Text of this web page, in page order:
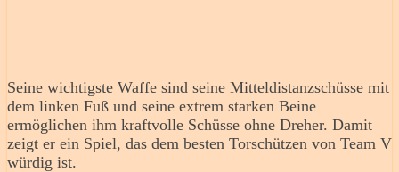
Seine wichtigste Waffe sind seine Mitteldistanzschüsse mit
dem linken Fuß und seine extrem starken Beine
ermöglichen ihm kraftvolle Schüsse ohne Dreher. Damit
zeigt er ein Spiel, das dem besten Torschützen von Team V
würdig ist.